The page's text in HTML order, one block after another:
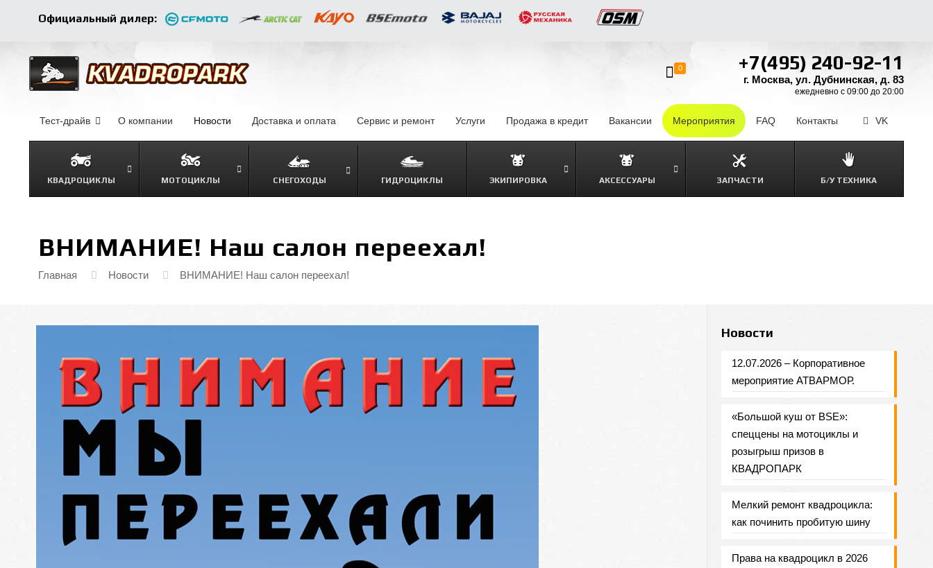
Официальный дилер:
Тест-драйв О компании Новости Доставка и оплата Сервис и ремонт Услуги Продажа в кредит– Вакансии Мероприятия FAQ Контакты VK
КВАДРОЦИКЛЫ МОТОЦИКЛЫ СНЕГОХОДЫ
ГИДРОЦИКЛЫ
ЭКИПИРОВКА АКСЕССУАРЫ ЗАПЧАСТИ Б/У ТЕХНИКА
+7(495) 240-92-11
г. Москва, ул. Дубнинская, д. 83
ежедневно с 09:00 до 20:00
0
ВНИМАНИЕ! Наш салон переехал!
Главная Новости ВНИМАНИЕ! Наш салон переехал!
Новости
12.07.2026 – Корпоративное
мероприятие АТВАРМОР.
«Большой куш от BSE»:
спеццены на мотоциклы и
розыгрыш призов в
КВАДРОПАРК
Мелкий ремонт квадроцикла:
как починить пробитую шину
Права на квадроцикл в 2026